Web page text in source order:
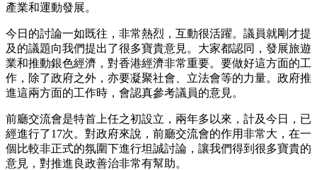
產業和運動發展。
今日的討論一如既往，非常熱烈，互動很活躍。議員就剛才提
及的議題向我們提出了很多寶貴意見。大家都認同，發展旅遊
業和推動銀色經濟，對香港經濟非常重要。要做好這方面的工
作，除了政府之外，亦要凝聚社會、立法會等的力量。政府推
進這兩方面的工作時，會認真參考議員的意見。
前廳交流會是特首上任之初設立，兩年多以來，計及今日，已
經進行了17次。對政府來說，前廳交流會的作用非常大，在一
個比較非正式的氛圍下進行坦誠討論，讓我們得到很多寶貴的
意見，對推進良政善治非常有幫助。